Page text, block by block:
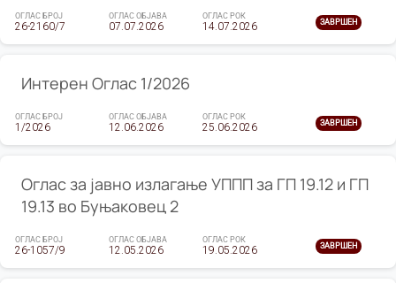
ОГЛАС БРОЈ
26-2160/7
ОГЛАС ОБЈАВА
07.07.2026
ОГЛАС РОК
14.07.2026 ЗАВРШЕН
Интерен Оглас 1/2026
ОГЛАС БРОЈ
1/2026
ОГЛАС ОБЈАВА
12.06.2026
ОГЛАС РОК
25.06.2026 ЗАВРШЕН
Оглас за јавно излагање УППП за ГП 19.12 и ГП
19.13 во Буњаковец 2
ОГЛАС БРОЈ
26-1057/9
ОГЛАС ОБЈАВА
12.05.2026
ОГЛАС РОК
19.05.2026 ЗАВРШЕН